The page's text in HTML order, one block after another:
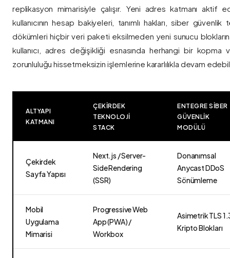
replikasyon mimarisiyle çalışır. Yeni adres katmanı aktif
kullanıcının hesap bakiyeleri, tanımlı hakları, siber
dökümleri hiçbir veri paketi eksilmeden yeni sunucu
kullanıcı, adres değişikliği esnasında herhangi bir
zorunluluğu hissetmeksizin işlemlerine kararlılıkla devam
ALTYAPI
KATMANI
ÇEKIRDEK
TEKNOLOJI
STACK
ENTEGRE SIBER
GÜVENLIK
MODÜLÜ
Çekirdek
Sayfa Yapısı
Next.js / Server-
Side Rendering
(SSR)
Donanımsal
Anycast DDoS
Sönümleme
Mobil
Uygulama
Mimarisi
Progressive Web
App (PWA) /
Workbox
Asimetrik TLS
Kripto Blokları